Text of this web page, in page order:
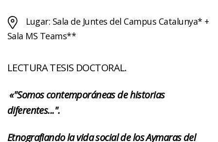
Lugar: Sala de Juntes del Campus Catalunya* +
Sala MS Teams**
LECTURA TESIS DOCTORAL.
«"Somos contemporáneas de historias
diferentes...".
Etnografiando la vida social de los Aymaras del